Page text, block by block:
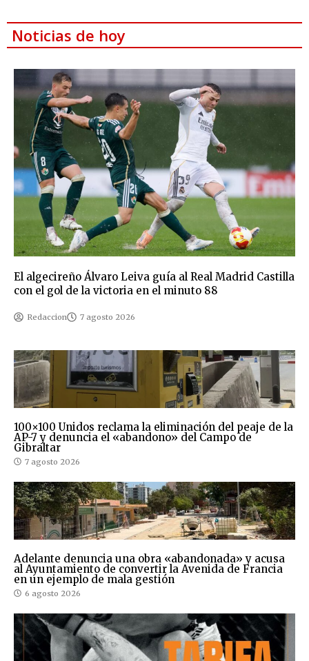
Noticias de hoy
El algecireño Álvaro Leiva guía al Real Madrid Castilla
con el gol de la victoria en el minuto 88
Redaccion 7 agosto 2026
100×100 Unidos reclama la eliminación del peaje de la
AP-7 y denuncia el «abandono» del Campo de
Gibraltar
7 agosto 2026
Adelante denuncia una obra «abandonada» y acusa
al Ayuntamiento de convertir la Avenida de Francia
en un ejemplo de mala gestión
6 agosto 2026